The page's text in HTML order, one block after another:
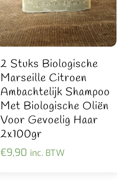
2 Stuks Biologische
Marseille Citroen
Ambachtelijk Shampoo
Met Biologische Oliën
Voor Gevoelig Haar
2x100gr
€9,90 inc. BTW